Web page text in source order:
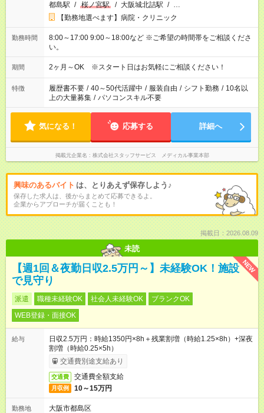
都島駅 / 桜ノ宮駅 / 大阪城北詰駅 / …
【勤務地選べます】病院・クリニック
勤務時間
8:00～17:00 9:00～18:00など ※ご希望の時間帯をご相談くださ
い。
期間 2ヶ月～OK ※スタート日はお気軽にご相談ください！
特徴 履歴書不要 / 40～50代活躍中 / 服装自由 / シフト勤務 / 10名以
上の大量募集 / パソコンスキル不要
気になる！ 応募する 詳細へ
掲載元企業名 株式会社スタッフサービス メディカル事業本部
興味のあるバイト は、とりあえず保存しよう♪
保存した求人は、後からまとめて応募できるよ。
企業からアプローチが届くことも！
掲載日：2026.08.09
未読
NEW
【週1回＆夜勤日収2.5万円～】未経験OK！施設
で見守り
派遣 職種未経験OK 社会人未経験OK
ブランクOK
WEB登録・面接OK
給与
日収2.5万円：時給1350円×8h＋残業割増（時給1.25×8h）+深夜
割増（時給0.25×5h）
交通費別途支給あり
交通費 交通費全額支給
月収例 10～15万円
勤務地
大阪市都島区